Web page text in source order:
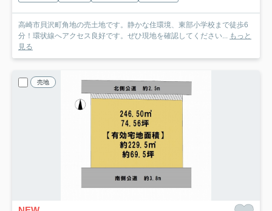
高崎市貝沢町角地の売土地です。静かな住環境、東部小学校まで徒歩6
分！環状線へアクセス良好です。ぜひ現地を確認してください... もっと
見る
売地